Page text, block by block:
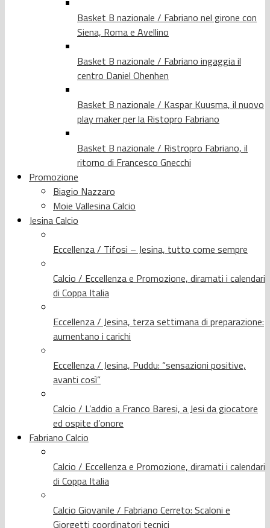
Basket B nazionale / Fabriano nel girone con
Siena, Roma e Avellino
Basket B nazionale / Fabriano ingaggia il
centro Daniel Ohenhen
Basket B nazionale / Kaspar Kuusma, il nuovo
play maker per la Ristopro Fabriano
Basket B nazionale / Ristropro Fabriano, il
ritorno di Francesco Gnecchi
Promozione
Biagio Nazzaro
Moie Vallesina Calcio
Jesina Calcio
Eccellenza / Tifosi – Jesina, tutto come sempre
Calcio / Eccellenza e Promozione, diramati i calendari
di Coppa Italia
Eccellenza / Jesina, terza settimana di preparazione:
aumentano i carichi
Eccellenza / Jesina, Puddu: “sensazioni positive,
avanti così”
Calcio / L’addio a Franco Baresi, a Jesi da giocatore
ed ospite d’onore
Fabriano Calcio
Calcio / Eccellenza e Promozione, diramati i calendari
di Coppa Italia
Calcio Giovanile / Fabriano Cerreto: Scaloni e
Giorgetti coordinatori tecnici